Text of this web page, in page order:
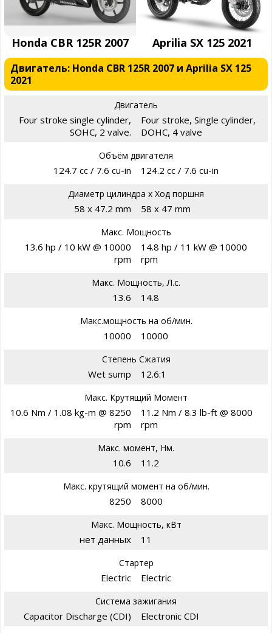
Honda CBR 125R 2007 Aprilia SX 125 2021
Двигатель: Honda CBR 125R 2007 и Aprilia SX 125
2021
Двигатель
Four stroke single cylinder,
SOHC, 2 valve.
Four stroke, Single cylinder,
DOHC, 4 valve
Объём двигателя
124.7 cc / 7.6 cu-in 124.2 cc / 7.6 cu-in
Диаметр цилиндра х Ход поршня
58 x 47.2 mm 58 x 47 mm
Макс. Мощность
13.6 hp / 10 kW @ 10000
rpm
14.8 hp / 11 kW @ 10000
rpm
Макс. Мощность, Л.с.
13.6 14.8
Макс.мощность на об/мин.
10000 10000
Степень Сжатия
Wet sump 12.6:1
Макс. Крутящий Момент
10.6 Nm / 1.08 kg-m @ 8250
rpm
11.2 Nm / 8.3 lb-ft @ 8000
rpm
Макс. момент, Нм.
10.6 11.2
Макс. крутящий момент на об/мин.
8250 8000
Макс. Мощность, кВт
нет данных 11
Стартер
Electric Electric
Система зажигания
Capacitor Discharge (CDI) Electronic CDI